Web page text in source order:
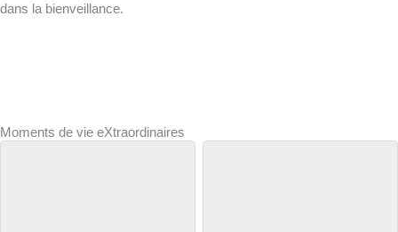
dans la bienveillance.
Moments de vie eXtraordinaires